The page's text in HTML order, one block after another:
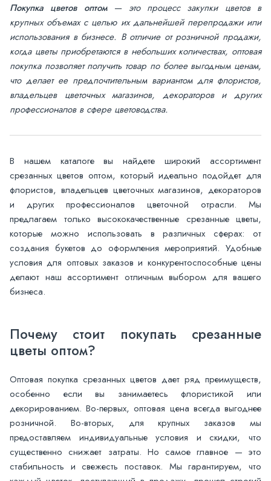
Покупка цветов оптом— это процесс закупки цветов в
крупных объемах с целью их дальнейшей перепродажи или
использования в бизнесе. В отличие от розничной продажи,
когда цветы приобретаются в небольших количествах, оптовая
покупка позволяет получить товар по более выгодным ценам,
что делает ее предпочтительным вариантом для флористов,
владельцев цветочных магазинов, декораторов и других
профессионалов в сфере цветоводства.
В нашем каталоге вы найдете широкий ассортимент
срезанных цветов оптом, который идеально подойдет для
флористов, владельцев цветочных магазинов, декораторов
и других профессионалов цветочной отрасли. Мы
предлагаем только высококачественные срезанные цветы,
которые можно использовать в различных сферах: от
создания букетов до оформления мероприятий. Удобные
условия для оптовых заказов и конкурентоспособные цены
делают наш ассортимент отличным выбором для вашего
бизнеса.
Почему стоит покупать срезанные
цветы оптом?
Оптовая покупка срезанных цветов дает ряд преимуществ,
особенно если вы занимаетесь флористикой или
декорированием. Во-первых, оптовая цена всегда выгоднее
розничной. Во-вторых, для крупных заказов мы
предоставляем индивидуальные условия и скидки, что
существенно снижает затраты. Но самое главное — это
стабильность и свежесть поставок. Мы гарантируем, что